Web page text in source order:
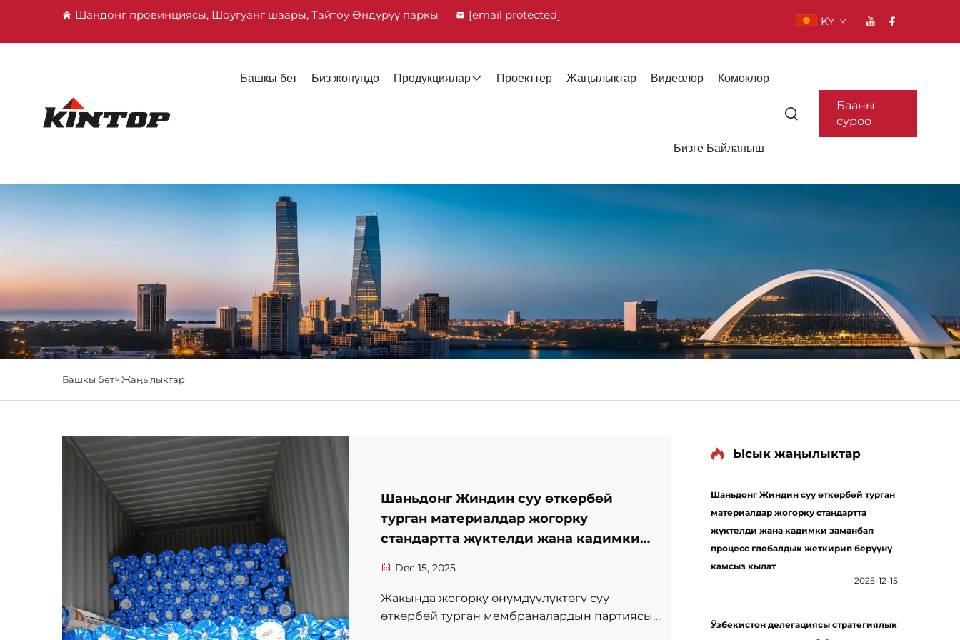
Шандонг провинциясы, Шоугуанг шаары, Тайтоу Өндүрүү паркы [email protected] KY
Башкы бет Биз жөнүндө Продукциялар Проекттер Жаңылыктар Видеолор Көмөклөр
Бизге Байланыш
Бааны
суроо
Башкы бет>Жаңылыктар
Шаньдонг Жиндин суу өткөрбөй
турган материалдар жогорку
стандартта жүктелди жана кадимки
заманбап процесс глобалдык
Dec 15, 2025
Жакында жогорку өнүмдүүлүктөгү суу
өткөрбөй турган мембраналардын партиясы,
Ысык жаңылыктар
Шаньдонг Жиндин суу өткөрбөй турган
материалдар жогорку стандартта
жүктелди жана кадимки заманбап
процесс глобалдык жеткирип берүүнү
камсыз кылат
2025-12-15
Ўзбекистон делегациясы стратегиялык